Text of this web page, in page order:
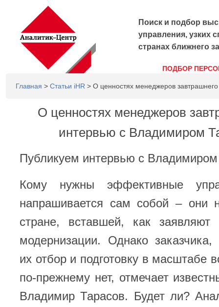
Поиск и подбор
управления, узких
странах ближнего
ПОДБОР
Главная > Статьи iHR > О ценностях менеджеров
О ценностях менеджеров
интервью с Владимиром
Публикуем интервью с
Кому нужны эффективные
напрашивается сам собой – они
стране, вставшей, как заявляют
модернизации. Однако заказчика,
их отбор и подготовку в масштабе
по-прежнему нет, отмечает
Владимир Тарасов. Будет ли?